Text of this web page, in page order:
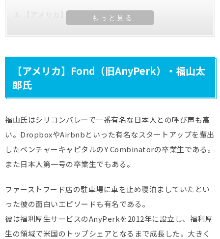
【アメリカ】Logbar・吉田卓郎氏
【アメリカ】Fond（旧AnyPerk）・福山太
郎氏
福山氏はシリコンバレーで一番有名な日本人との呼び声も高
い。DropboxやAirbnbといった有名なスタートアップを輩出
したベンチャーキャピタルのY Combinatorの卒業生である。
また日本人第一号の卒業生でもある。
ファーストフード店の駐車場に車を止め寝泊ましていたとい
った彼の面白いエピソードも有名である。
彼は福利厚生サービスのAnyPerkを2012年に設立し、福利厚
生の領域で米国のトップシェアとなるまで成長した。大きく